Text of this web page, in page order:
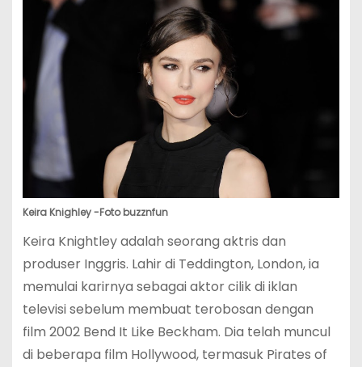
Keira Knighley -Foto buzznfun
Keira Knightley adalah seorang aktris dan
produser Inggris. Lahir di Teddington, London, ia
memulai karirnya sebagai aktor cilik di iklan
televisi sebelum membuat terobosan dengan
film 2002 Bend It Like Beckham. Dia telah muncul
di beberapa film Hollywood, termasuk Pirates of